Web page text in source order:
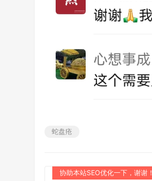
蛇盘疮
协助本站SEO优化一下，谢谢！